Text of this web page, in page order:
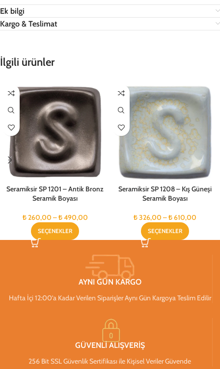
Ek bilgi
Kargo & Teslimat
İlgili ürünler
Seramiksir SP 1201 – Antik Bronz
Seramik Boyası
₺260,00 –₺490,00
SEÇENEKLER
Seramiksir SP 1208 – Kış Güneşi
Seramik Boyası
₺326,00 –₺610,00
SEÇENEKLER
AYNI GÜN KARGO
Hafta İçi 12:00’a Kadar Verilen Siparişler Aynı Gün Kargoya Teslim Edilir
GÜVENLİ ALIŞVERİŞ
256 Bit SSL Güvenlik Sertifikası ile Kişisel Veriler Güvende